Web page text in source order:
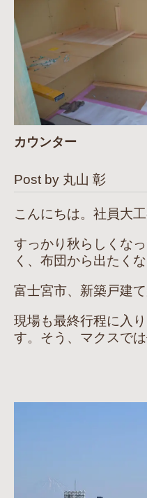
カウンター
Post by 丸山 彰
こんにちは。社員大工
すっかり秋らしくな
く、布団から出たく
富士宮市、新築戸建て
現場も最終行程に入
す。そう、マクスで